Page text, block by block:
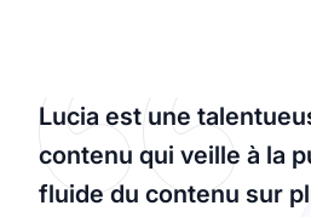
Lucia est une
contenu qui veille à la
fluide du contenu sur